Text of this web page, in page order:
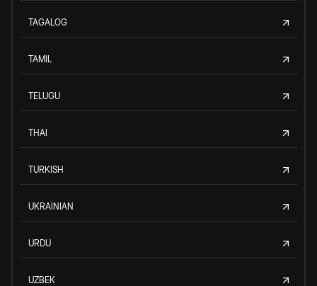
TAGALOG
TAMIL
TELUGU
THAI
TURKISH
UKRAINIAN
URDU
UZBEK